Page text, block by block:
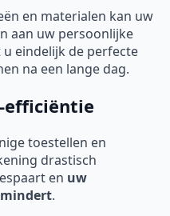
en materialen kan uw
aan uw persoonlijke
eindelijk de perfecte
na een lange dag.
efficiëntie
toestellen en
drastisch
en uw
.